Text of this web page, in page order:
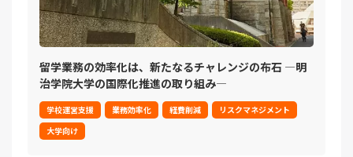
留学業務の効率化は、新たなるチャレンジの布石 ―明
治学院大学の国際化推進の取り組み―
学校運営支援 業務効率化 経費削減
リスクマネジメント
大学向け